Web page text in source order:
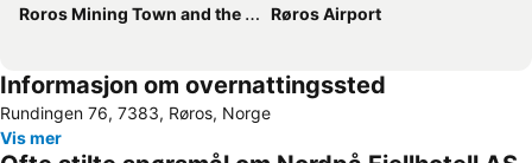
Roros Mining Town and the Circumference Røros Airport
Informasjon om overnattingssted
Rundingen 76, 7383, Røros, Norge
Vis mer